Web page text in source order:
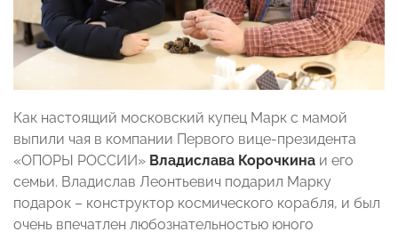
Как настоящий московский купец Марк с мамой
выпили чая в компании Первого вице-президента
«ОПОРЫ РОССИИ» Владислава Корочкина и его
семьи. Владислав Леонтьевич подарил Марку
подарок – конструктор космического корабля, и был
очень впечатлен любознательностью юного